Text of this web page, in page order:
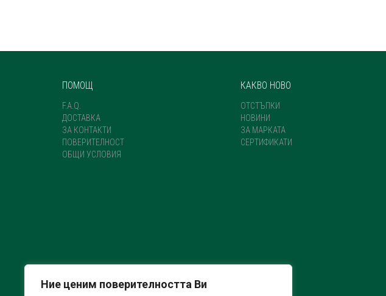
Ние ценим поверителността Ви
ПОМОЩ
F.A.Q.
ДОСТАВКА
ЗА КОНТАКТИ
ПОВЕРИТЕЛНОСТ
ОБЩИ УСЛОВИЯ
КАКВО НОВО
ОТСТЪПКИ
НОВИНИ
ЗА МАРКАТА
СЕРТИФИКАТИ